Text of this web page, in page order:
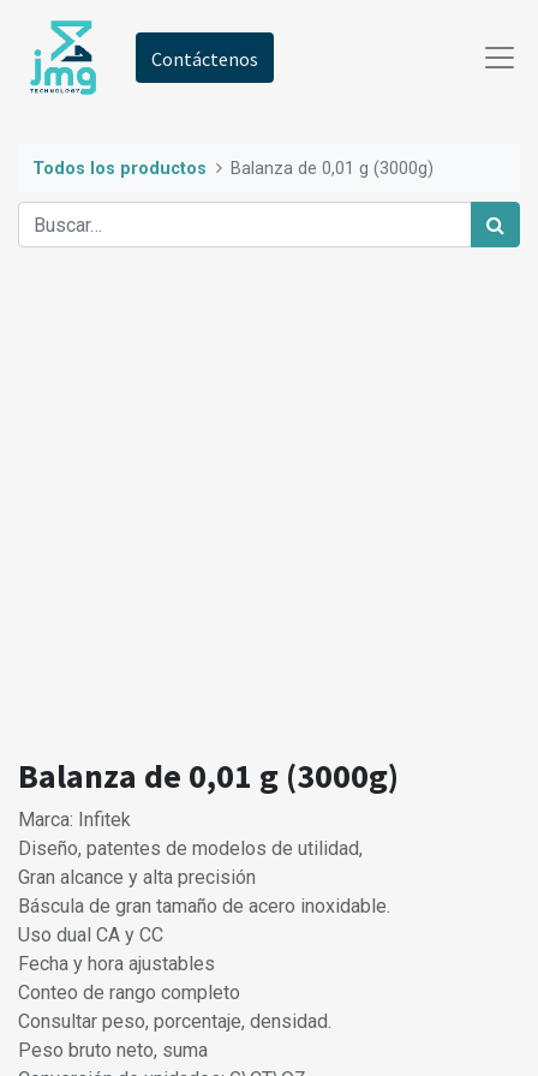
Contáctenos
Todos los productos Balanza de 0,01 g (3000g)
Balanza de 0,01 g (3000g)
Marca: Infitek
Diseño, patentes de modelos de utilidad,
Gran alcance y alta precisión
Báscula de gran tamaño de acero inoxidable.
Uso dual CA y CC
Fecha y hora ajustables
Conteo de rango completo
Consultar peso, porcentaje, densidad.
Peso bruto neto, suma